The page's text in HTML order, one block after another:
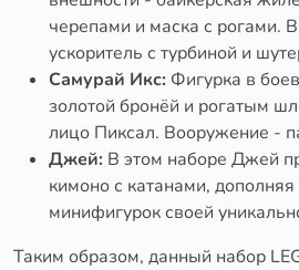
черепами и маска с рогами.
ускоритель с турбиной и
Самурай Икс: Фигурка в
золотой бронёй и рогатым
лицо Пиксал. Вооружение -
Джей: В этом наборе Джей
кимоно с катанами,
минифигурок своей
Таким образом, данный набор